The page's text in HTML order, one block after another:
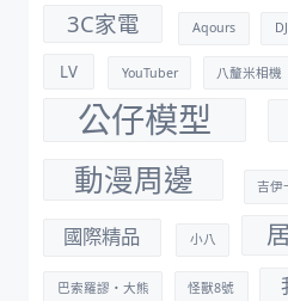
3C家電 Aqours DJ
LV YouTuber 八釐米相機
公仔模型
動漫周邊
吉伊
國際精品 小八
巴索羅謬・大熊 怪獸8號